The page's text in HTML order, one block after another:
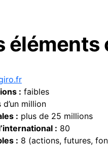
éléments
: faibles
d’un million
: plus de 25 millions
: 80
: 8 (actions, futures,